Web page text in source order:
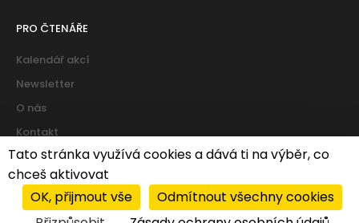
PRO ČTENÁŘE
Kalendář akcí
Newsletter
O nás
Kontakt
Cookies|Zásady ochrany osobních údajů
© 2026 PROFIT system franchise services s.r.o. All rights
Tato stránka využívá cookies a dává ti na výběr, co
chceš aktivovat
OK, přijmout vše
Odmítnout všechny cookies